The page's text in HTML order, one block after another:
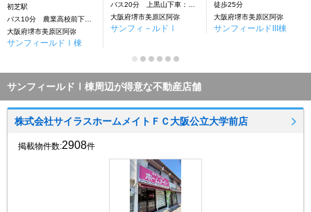
初芝駅
バス10分 農業高校前下車：停歩8分
大阪府堺市美原区阿弥
サンフィールドⅠ棟
バス20分 上黒山下車：停歩9分
大阪府堺市美原区阿弥
サンフィ－ルドⅠ
徒歩25分
大阪府堺市美原区阿弥
サンフィールドIII棟
サンフィールドⅠ棟周辺が得意な不動産店舗
株式会社サイラスホームメイトＦＣ大阪公立大学前店
掲載物件数:2908件